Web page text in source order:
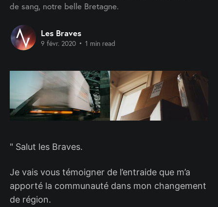
de sang, notre belle Bretagne.
Les Braves
9 févr. 2020 • 1 min read
" Salut les Braves.
Je vais vous témoigner de l’entraide que m’a
apporté la communauté dans mon changement
de région.